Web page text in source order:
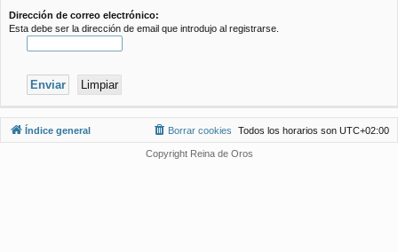
Dirección de correo electrónico:
Esta debe ser la dirección de email que introdujo al registrarse.
Índice general Todos los horarios son UTC+02:00
Borrar cookies
Copyright Reina de Oros